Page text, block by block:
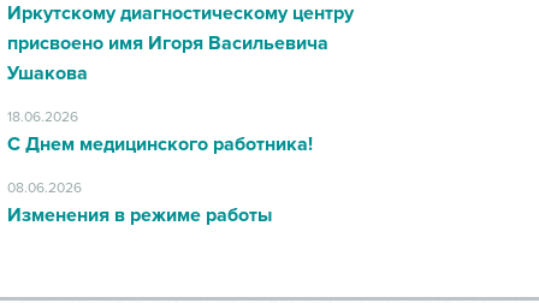
Иркутскому диагностическому центру
присвоено имя Игоря Васильевича
Ушакова
18.06.2026
С Днем медицинского работника!
08.06.2026
Изменения в режиме работы